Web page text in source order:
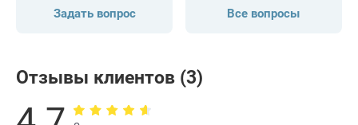
Задать вопрос Все вопросы
Отзывы клиентов (3)